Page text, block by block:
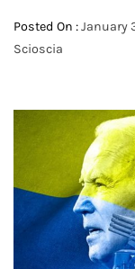
Posted On :January
Scioscia